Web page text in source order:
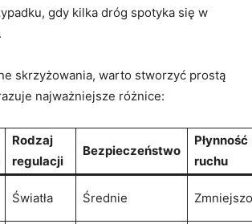
gdy kilka dróg spotyka się w
skrzyżowania, warto stworzyć prostą
najważniejsze różnice:
Rodzaj
regulacji
Bezpieczeństwo
Płynność
ruchu
Światła Średnie